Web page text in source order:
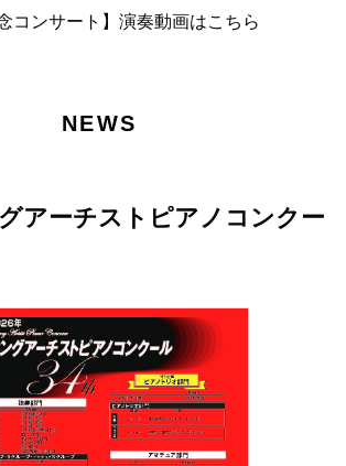
コンサート】演奏動画はこちら
NEWS
アーチストピアノコンクー